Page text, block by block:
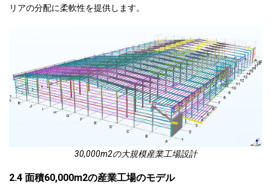
リアの分配に柔軟性を提供します。
30,000m2の大規模産業工場設計
2.4 面積60,000m2の産業工場のモデル